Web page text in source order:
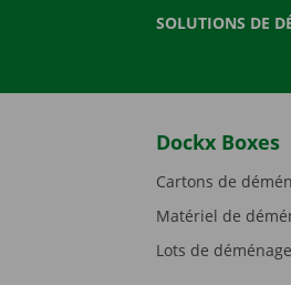
SOLUTIONS DE
Dockx Boxes
Cartons de
Matériel de
Lots de